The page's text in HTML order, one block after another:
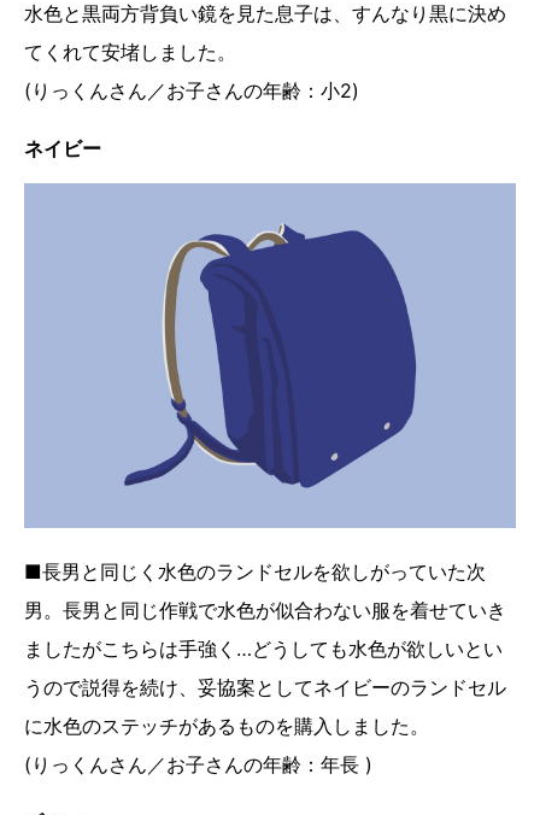
水色と黒両方背負い鏡を見た息子は、すんなり黒に決め
てくれて安堵しました。
(りっくんさん／お子さんの年齢：小2)
ネイビー
■長男と同じく水色のランドセルを欲しがっていた次
男。長男と同じ作戦で水色が似合わない服を着せていき
ましたがこちらは手強く…どうしても水色が欲しいとい
うので説得を続け、妥協案としてネイビーのランドセル
に水色のステッチがあるものを購入しました。
(りっくんさん／お子さんの年齢：年長 )